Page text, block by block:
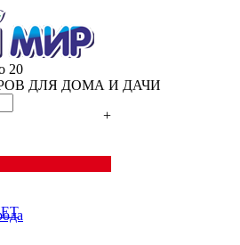
20
ДЛЯ ДОМА И ДАЧИ
и грызунов
+